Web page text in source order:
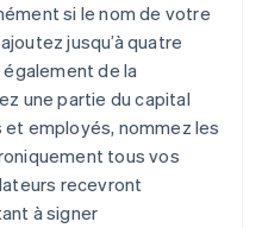
si le nom de votre
jusqu’à quatre
de la
une partie du capital
employés, nommez les
tous vos
recevront
à signer